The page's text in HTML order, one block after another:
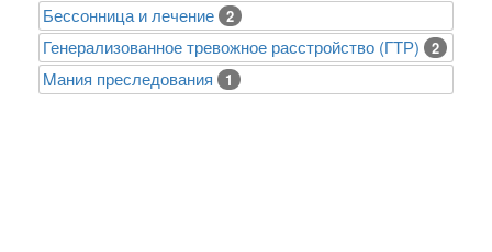
Бессонница и лечение 2
Генерализованное тревожное расстройство (ГТР) 2
Mания преследования 1